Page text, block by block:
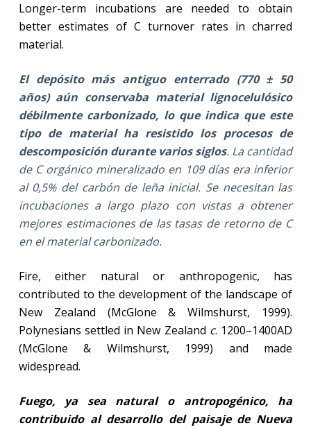
Longer-term incubations are needed to obtain
better estimates of C turnover rates in charred
material.
El depósito más antiguo enterrado (770 ± 50
años) aún conservaba material lignocelulósico
débilmente carbonizado, lo que indica que este
tipo de material ha resistido los procesos de
descomposición durante varios siglos. La cantidad
de C orgánico mineralizado en 109 días era inferior
al 0,5% del carbón de leña inicial. Se necesitan las
incubaciones a largo plazo con vistas a obtener
mejores estimaciones de las tasas de retorno de C
en el material carbonizado.
Fire, either natural or anthropogenic, has
contributed to the development of the landscape of
New Zealand (McGlone & Wilmshurst, 1999).
Polynesians settled in New Zealand c. 1200–1400AD
(McGlone & Wilmshurst, 1999) and made
widespread.
Fuego, ya sea natural o antropogénico, ha
contribuido al desarrollo del paisaje de Nueva